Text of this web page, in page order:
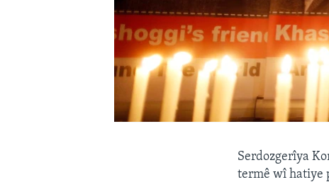
Serdozgerîya
termê wî hatiye